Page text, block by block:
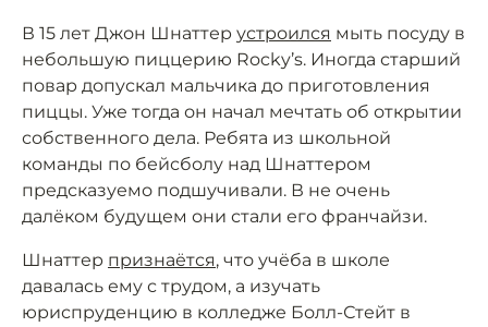
В 15 лет Джон Шнаттер устроился мыть посуду в
небольшую пиццерию Rocky’s. Иногда старший
повар допускал мальчика до приготовления
пиццы. Уже тогда он начал мечтать об открытии
собственного дела. Ребята из школьной
команды по бейсболу над Шнаттером
предсказуемо подшучивали. В не очень
далёком будущем они стали его франчайзи.
Шнаттер признаётся, что учёба в школе
давалась ему с трудом, а изучать
юриспруденцию в колледже Болл-Стейт в